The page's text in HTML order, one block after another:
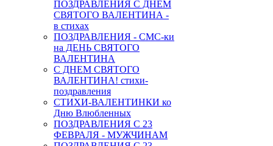
ПОЗДРАВЛЕНИЯ С ДНЕМ
СВЯТОГО ВАЛЕНТИНА -
в стихах
ПОЗДРАВЛЕНИЯ - СМС-ки
на ДЕНЬ СВЯТОГО
ВАЛЕНТИНА
С ДНЕМ СВЯТОГО
ВАЛЕНТИНА! стихи-
поздравления
СТИХИ-ВАЛЕНТИНКИ ко
Дню Влюбленных
ПОЗДРАВЛЕНИЯ С 23
ФЕВРАЛЯ - МУЖЧИНАМ